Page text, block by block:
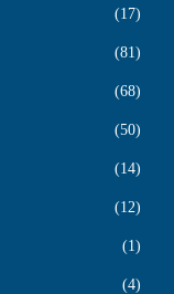
17
81
68
50
14
12
1
4